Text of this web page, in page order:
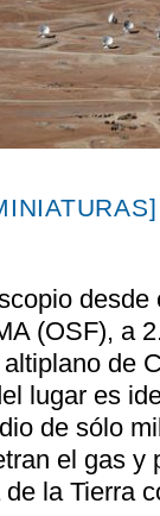
(OSF), a
de
lugar es
de sólo
el gas y
la Tierra